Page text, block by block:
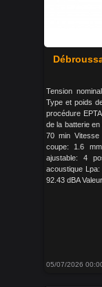
Tension
Type et poids
procédure
de la batterie
70 min
coupe: 1.6
ajustable: 4
acoustique Lpa:
92.43 dBA
05/07/2026